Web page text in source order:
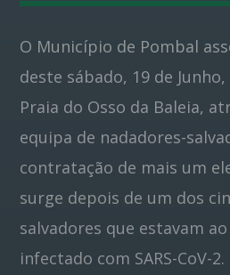
O Município de Pombal
deste sábado, 19 de
Praia do Osso da Baleia,
equipa de nadadores-
contratação de mais um
surge depois de um dos
salvadores que estavam
infectado com SARS-CoV-2.